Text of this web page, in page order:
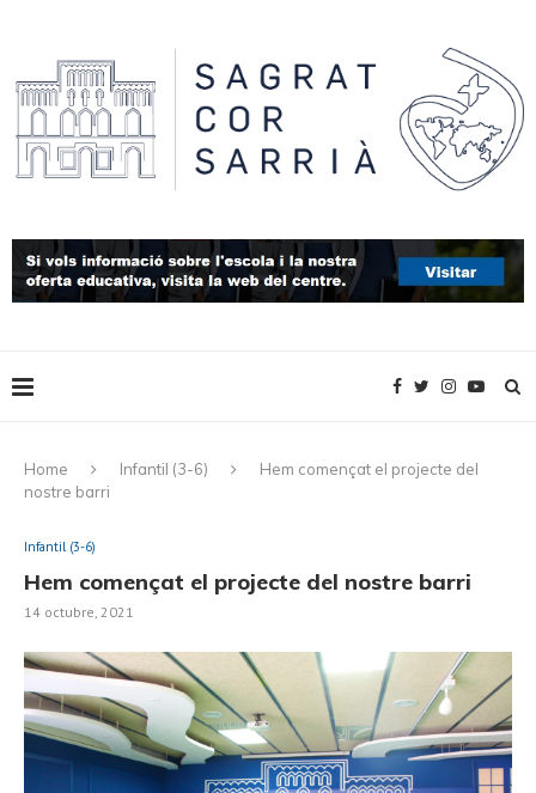
Home Infantil (3-6)
Hem començat el projecte del
nostre barri
Infantil (3-6)
Hem començat el projecte del nostre barri
14 octubre, 2021